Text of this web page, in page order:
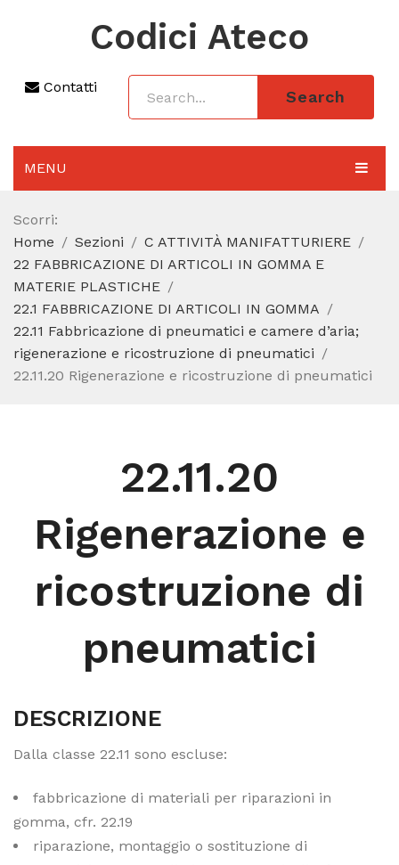
Codici Ateco
Contatti
Search
MENU
AGGIORNAMENTO 2025
SEZIONI
CODICE ATECO A COSA SERVE
CODICE FISCALE
Scorri:
Home
Sezioni
C ATTIVITÀ MANIFATTURIERE
22 FABBRICAZIONE DI ARTICOLI IN GOMMA E
MATERIE PLASTICHE
22.1 FABBRICAZIONE DI ARTICOLI IN GOMMA
22.11 Fabbricazione di pneumatici e camere d’aria;
rigenerazione e ricostruzione di pneumatici
22.11.20 Rigenerazione e ricostruzione di pneumatici
22.11.20
Rigenerazione e
ricostruzione di
pneumatici
DESCRIZIONE
Dalla classe 22.11 sono escluse:
fabbricazione di materiali per riparazioni in
gomma, cfr. 22.19
riparazione, montaggio o sostituzione di